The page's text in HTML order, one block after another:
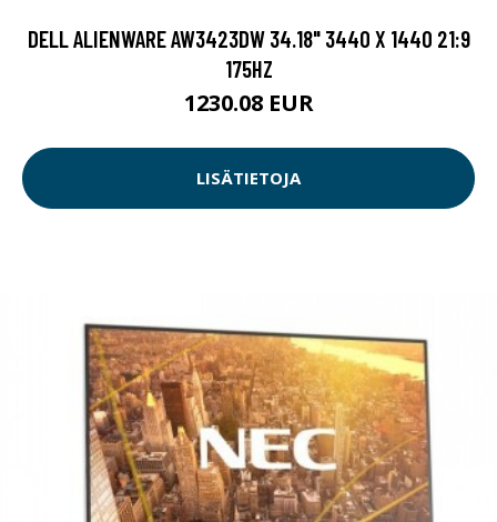
DELL ALIENWARE AW3423DW 34.18" 3440 X 1440 21:9
175HZ
1230.08 EUR
LISÄTIETOJA